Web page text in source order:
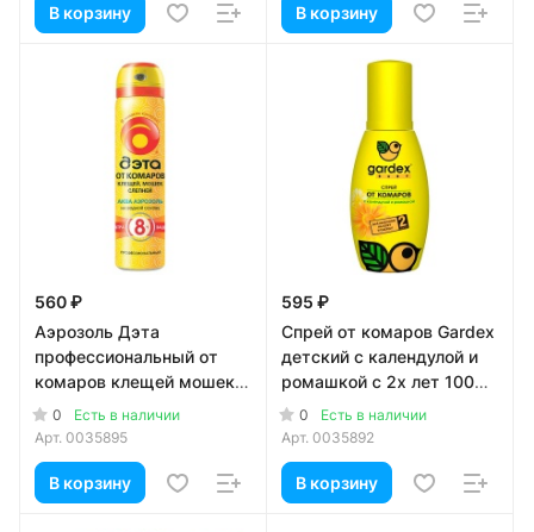
В корзину В корзину
560 ₽
Аэрозоль Дэта
профессиональный от
комаров клещей мошек
75 мл
0
Есть в наличии
Арт. 0035895
В корзину
595 ₽
Спрей от комаров Gardex
детский c календулой и
ромашкой с 2х лет 100
мл0
Есть в наличии
Арт. 0035892
В корзину